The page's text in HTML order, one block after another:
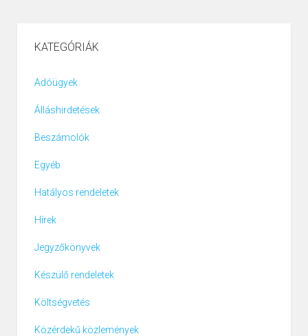
KATEGÓRIÁK
Adóügyek
Álláshirdetések
Beszámolók
Egyéb
Hatályos rendeletek
Hírek
Jegyzőkönyvek
Készülő rendeletek
Költségvetés
Közérdekű közlemények